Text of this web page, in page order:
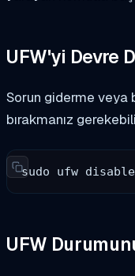
UFW'yi Devre
Sorun giderme veya
bırakmanız
sudo ufw disable
UFW